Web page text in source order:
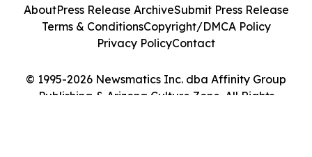
© 1995-2026 Newsmatics Inc. dba Affinity Group
Publishing & Arizona Culture Zone. All Rights
AboutPress Release ArchiveSubmit Press Release
Terms & ConditionsCopyright/DMCA Policy
Privacy PolicyContact